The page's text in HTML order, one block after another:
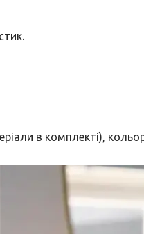
в комплекті),